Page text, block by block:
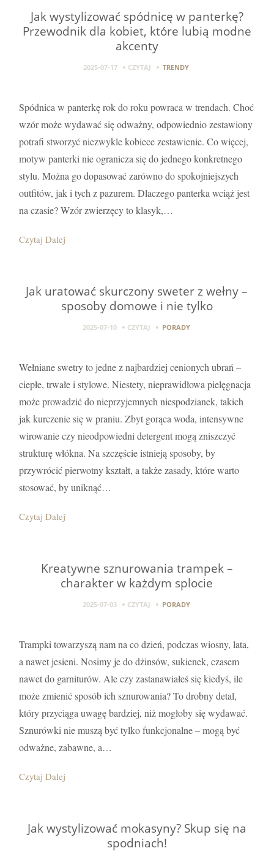
Jak wystylizować spódnicę w panterkę?
Przewodnik dla kobiet, które lubią modne
akcenty
2025-07-17 CZYTAJ TRENDY
Spódnica w panterkę rok do roku powraca w trendach. Choć
wzór może wydawać się odważny, odpowiednio zestawiony
potrafi stworzyć niezwykle kobiece zestawienie. Co więcej,
motyw panterki nie ogranicza się do jednego konkretnego
stylu. Można go dopasować zarówno do spokojniejszych
outfitów, jak i tych z pazurem. Dlaczego panterka wciąż jest
na czasie? Wzór zwierzęcy to klasyk,…
Czytaj Dalej
Jak uratować skurczony sweter z wełny –
sposoby domowe i nie tylko
2025-07-10 CZYTAJ PORADY
Wełniane swetry to jedne z najbardziej cenionych ubrań –
ciepłe, trwałe i stylowe. Niestety, nieprawidłowa pielęgnacja
może prowadzić do nieprzyjemnych niespodzianek, takich
jak kurczenie się w praniu. Zbyt gorąca woda, intensywne
wirowanie czy nieodpowiedni detergent mogą zniszczyć
strukturę włókna. Na szczęście istnieją sposoby, by
przywrócić pierwotny kształt, a także zasady, które warto
stosować, by uniknąć…
Czytaj Dalej
Kreatywne sznurowania trampek –
charakter w każdym splocie
2025-07-03 CZYTAJ PORADY
Trampki towarzyszą nam na co dzień, podczas wiosny, lata,
a nawet jesieni. Nosimy je do dżinsów, sukienek, czasem
nawet do garniturów. Ale czy zastanawiałeś się kiedyś, ile
może zmienić sposób ich sznurowania? To drobny detal,
który przyciąga uwagę bardziej, niż mogłoby się wydawać.
Sznurówki nie muszą być tylko funkcjonalne – mogą być
odważne, zabawne, a…
Czytaj Dalej
Jak wystylizować mokasyny? Skup się na
spodniach!